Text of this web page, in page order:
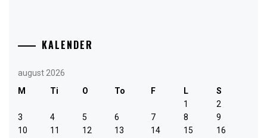
KALENDER
august 2026
M
Ti O To F L
S
1
2
3
4 5 6 7 8
9
10
11 12 13 14 15
16